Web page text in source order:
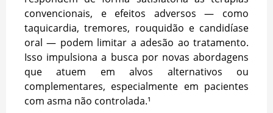
convencionais, e efeitos adversos — como
taquicardia, tremores, rouquidão e candidíase
oral — podem limitar a adesão ao tratamento.
Isso impulsiona a busca por novas abordagens
que atuem em alvos alternativos ou
complementares, especialmente em pacientes
com asma não controlada.¹